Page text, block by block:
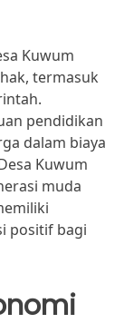
Kuwum
termasuk
pendidikan
dalam biaya
Kuwum
muda
positif bagi